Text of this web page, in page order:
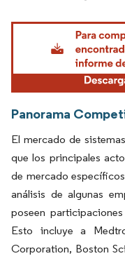
Imagen © Mordor
Panorama
El mercado de
que los principales
de mercado
análisis de algunas
poseen
Esto incluye a
Corporation, Boston